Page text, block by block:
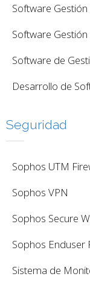
Software
Software
Software de
Desarrollo de
Seguridad
Sophos UTM
Sophos VPN
Sophos Secure
Sophos Enduser
Sistema de